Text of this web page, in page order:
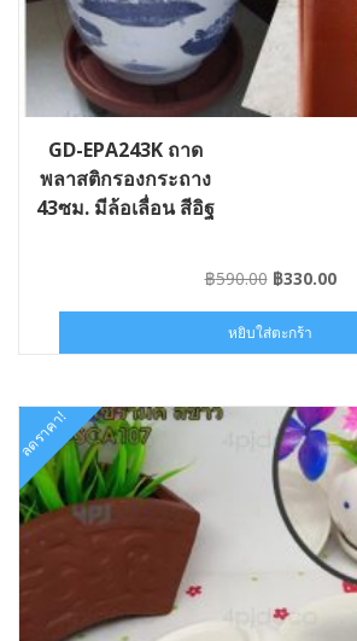
GD-EPA243K ถาด
พลาสติกรองกระถาง
43ซม. มีล้อเลื่อน สีอิฐ
฿590.00 Original
was:
฿590.00.
฿330.00
฿
หยิบใส่ตะกร้า
ลดราคา!